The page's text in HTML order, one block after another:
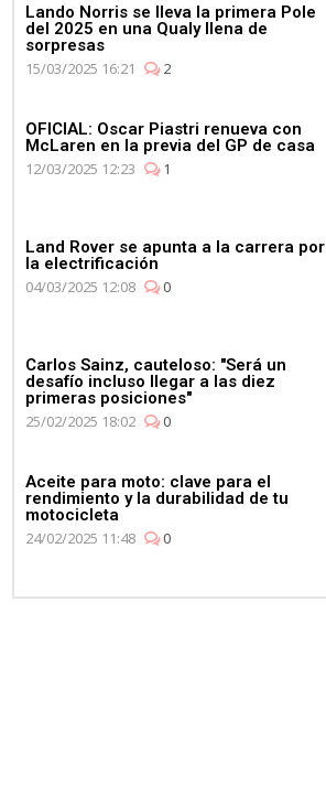
Lando Norris se lleva la primera Pole
del 2025 en una Qualy llena de
sorpresas
15/03/2025 16:21
2
OFICIAL: Oscar Piastri renueva con
McLaren en la previa del GP de casa
12/03/2025 12:23
1
Land Rover se apunta a la carrera por
la electrificación
04/03/2025 12:08
0
Carlos Sainz, cauteloso: "Será un
desafío incluso llegar a las diez
primeras posiciones"
25/02/2025 18:02
0
Aceite para moto: clave para el
rendimiento y la durabilidad de tu
motocicleta
24/02/2025 11:48
0